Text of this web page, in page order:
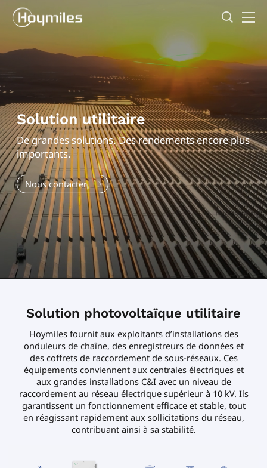
Solution utilitaire
De grandes solutions. Des rendements encore plus
importants.
Nous contacter
Solution photovoltaïque utilitaire
Hoymiles fournit aux exploitants d’installations des
onduleurs de chaîne, des enregistreurs de données et
des coffrets de raccordement de sous-réseaux. Ces
équipements conviennent aux centrales électriques et
aux grandes installations C&I avec un niveau de
raccordement au réseau électrique supérieur à 10 kV. Ils
garantissent un fonctionnement efficace et stable, tout
en réagissant rapidement aux sollicitations du réseau,
contribuant ainsi à sa stabilité.